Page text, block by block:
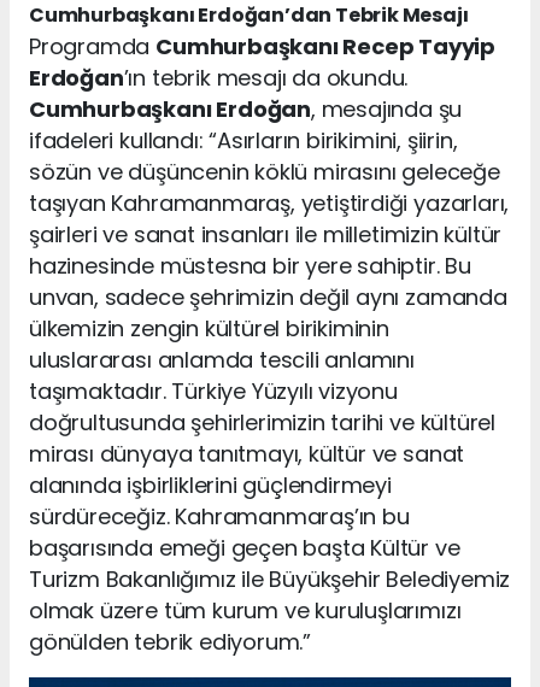
Cumhurbaşkanı Erdoğan’dan Tebrik Mesajı
Programda Cumhurbaşkanı Recep Tayyip
Erdoğan’ın tebrik mesajı da okundu.
Cumhurbaşkanı Erdoğan, mesajında şu
ifadeleri kullandı: “Asırların birikimini, şiirin,
sözün ve düşüncenin köklü mirasını geleceğe
taşıyan Kahramanmaraş, yetiştirdiği yazarları,
şairleri ve sanat insanları ile milletimizin kültür
hazinesinde müstesna bir yere sahiptir. Bu
unvan, sadece şehrimizin değil aynı zamanda
ülkemizin zengin kültürel birikiminin
uluslararası anlamda tescili anlamını
taşımaktadır. Türkiye Yüzyılı vizyonu
doğrultusunda şehirlerimizin tarihi ve kültürel
mirası dünyaya tanıtmayı, kültür ve sanat
alanında işbirliklerini güçlendirmeyi
sürdüreceğiz. Kahramanmaraş’ın bu
başarısında emeği geçen başta Kültür ve
Turizm Bakanlığımız ile Büyükşehir Belediyemiz
olmak üzere tüm kurum ve kuruluşlarımızı
gönülden tebrik ediyorum.”